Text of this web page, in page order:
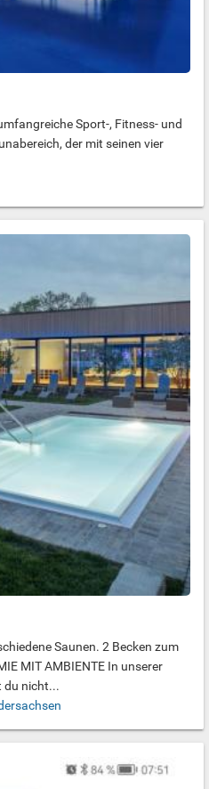
Sport-, Fitness- und
der mit seinen vier
Saunen. 2 Becken zum
MIT AMBIENTE In unserer
du nicht...